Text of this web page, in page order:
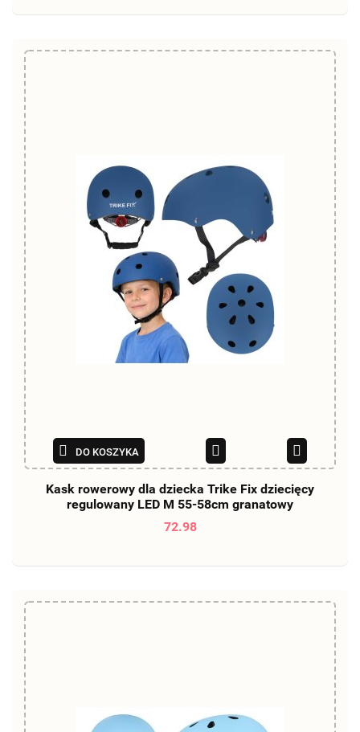
DO KOSZYKA
Kask rowerowy dla dziecka Trike Fix dziecięcy
regulowany LED M 55-58cm granatowy
72.98